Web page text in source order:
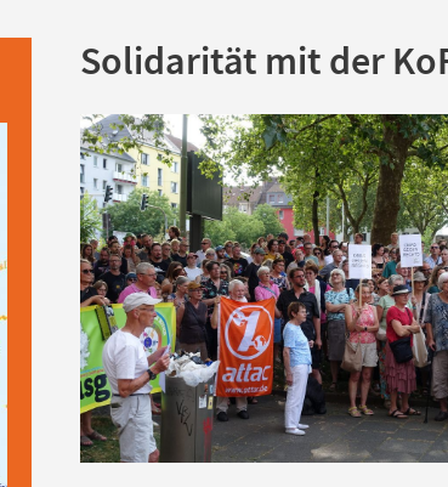
Solidarität mit der